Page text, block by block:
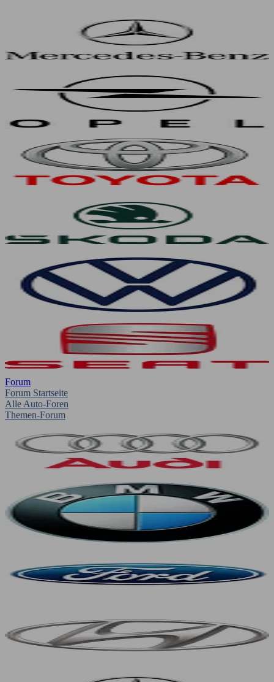
Forum
Forum Startseite
Alle Auto-Foren
Themen-Forum